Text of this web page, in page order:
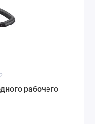
рабочего